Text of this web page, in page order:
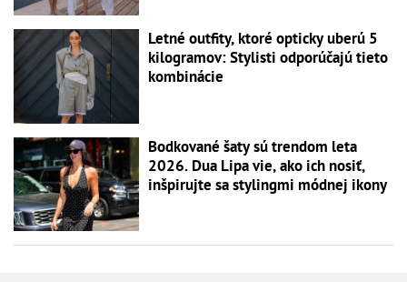
Letné outfity, ktoré opticky uberú 5
kilogramov: Stylisti odporúčajú tieto
kombinácie
Bodkované šaty sú trendom leta
2026. Dua Lipa vie, ako ich nosiť,
inšpirujte sa stylingmi módnej ikony